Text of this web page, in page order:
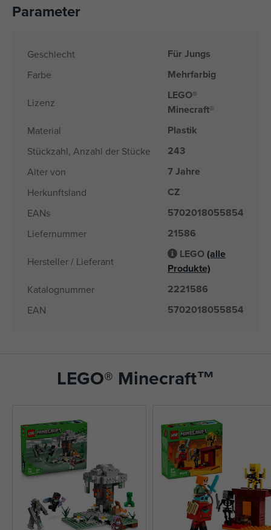
Parameter
Geschlecht Für Jungs
Farbe Mehrfarbig
Lizenz
LEGO®
Minecraft®
Material Plastik
Stückzahl, Anzahl der Stücke 243
Alter von 7 Jahre
Herkunftsland CZ
EANs 5702018055854
Liefernummer 21586
Hersteller / Lieferant
LEGO(alle
Produkte)
Katalognummer 2221586
EAN 5702018055854
LEGO® Minecraft™